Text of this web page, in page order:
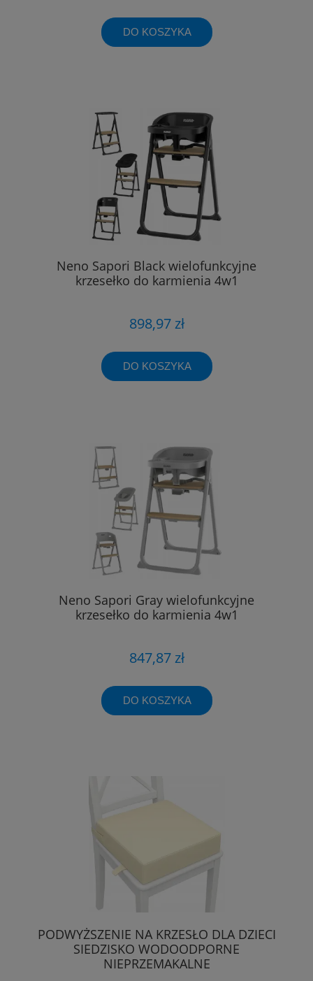
DO KOSZYKA
Neno Sapori Black wielofunkcyjne
krzesełko do karmienia 4w1
898,97 zł
DO KOSZYKA
Neno Sapori Gray wielofunkcyjne
krzesełko do karmienia 4w1
847,87 zł
DO KOSZYKA
PODWYŻSZENIE NA KRZESŁO DLA DZIECI
SIEDZISKO WODOODPORNE
NIEPRZEMAKALNE